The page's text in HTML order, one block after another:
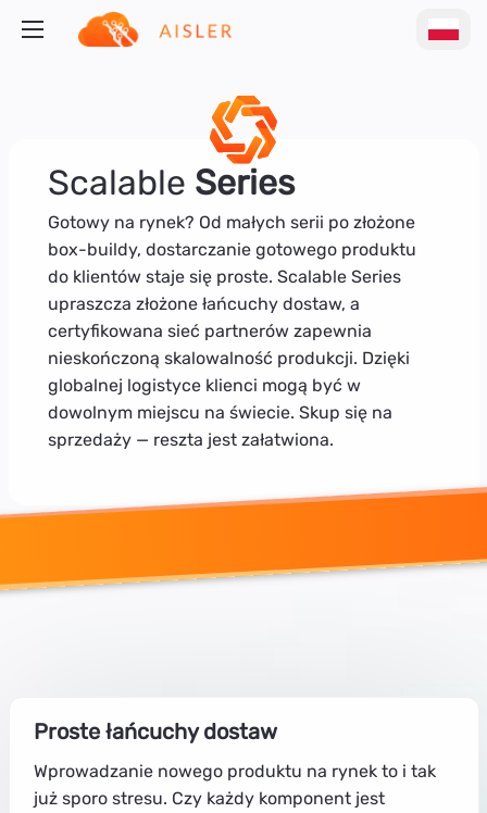
Scalable Series
Gotowy na rynek? Od małych serii po złożone
box-buildy, dostarczanie gotowego produktu
do klientów staje się proste. Scalable Series
upraszcza złożone łańcuchy dostaw, a
certyfikowana sieć partnerów zapewnia
nieskończoną skalowalność produkcji. Dzięki
globalnej logistyce klienci mogą być w
dowolnym miejscu na świecie. Skup się na
sprzedaży — reszta jest załatwiona.
Proste łańcuchy dostaw
Wprowadzanie nowego produktu na rynek to i tak
już sporo stresu. Czy każdy komponent jest